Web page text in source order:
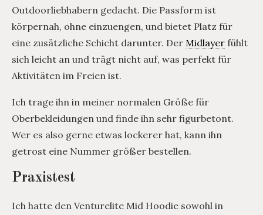
Outdoorliebhabern gedacht. Die Passform ist
körpernah, ohne einzuengen, und bietet Platz für
eine zusätzliche Schicht darunter. Der Midlayer fühlt
sich leicht an und trägt nicht auf, was perfekt für
Aktivitäten im Freien ist.
Ich trage ihn in meiner normalen Größe für
Oberbekleidungen und finde ihn sehr figurbetont.
Wer es also gerne etwas lockerer hat, kann ihn
getrost eine Nummer größer bestellen.
Praxistest
Ich hatte den Venturelite Mid Hoodie sowohl in